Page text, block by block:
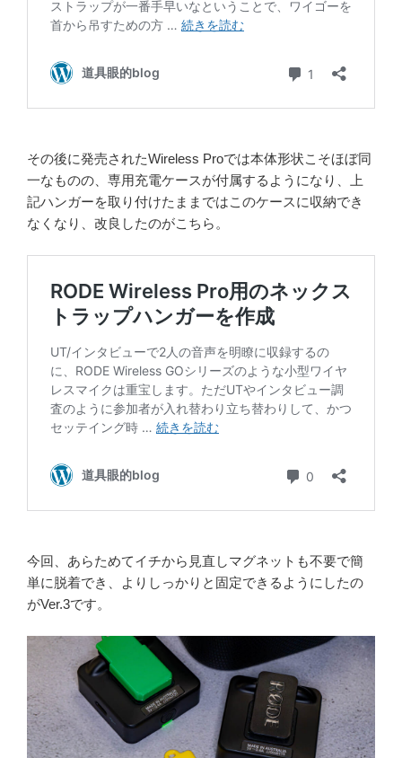
その後に発売されたWireless Proでは本体形状こそほぼ同
一なものの、専用充電ケースが付属するようになり、上
記ハンガーを取り付けたままではこのケースに収納でき
なくなり、改良したのがこちら。
今回、あらためてイチから見直しマグネットも不要で簡
単に脱着でき、よりしっかりと固定できるようにしたの
がVer.3です。